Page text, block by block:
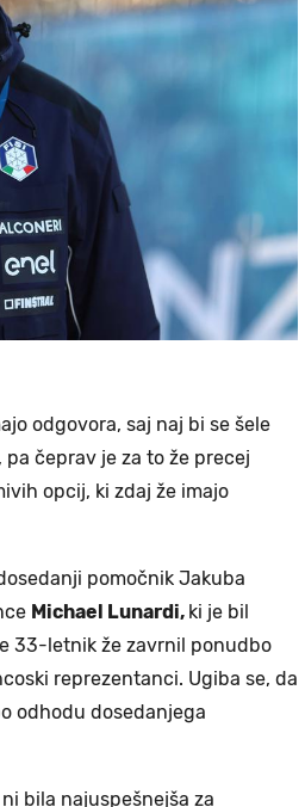
odgovora, saj naj bi se šele
čeprav je za to že precej
opcij, ki zdaj že imajo
pomočnik Jakuba
Michael Lunardi, ki je bil
33-letnik že zavrnil ponudbo
reprezentanci. Ugiba se, da
odhodu dosedanjega
bila najuspešnejša za